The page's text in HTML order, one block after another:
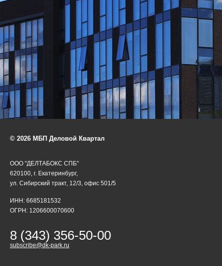
© 2026 МБП Деловой Квартал
ООО "ДЕЛТАБОКС СПБ"
620100, г. Екатеринбург,
ул. Сибирский тракт, 12/3, офис 501/5
ИНН: 6685181532
ОГРН: 1206600070600
8 (343) 356-50-00
subscribe@dk-park.ru